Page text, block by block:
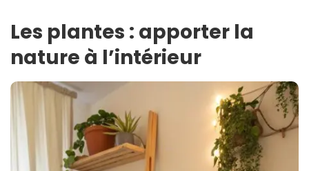
Les plantes : apporter la
nature à l’intérieur